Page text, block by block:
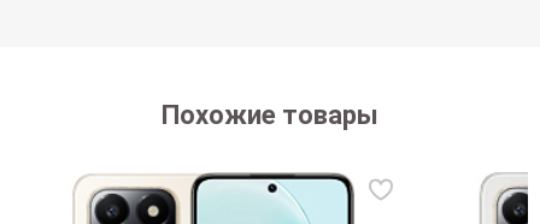
Похожие товары